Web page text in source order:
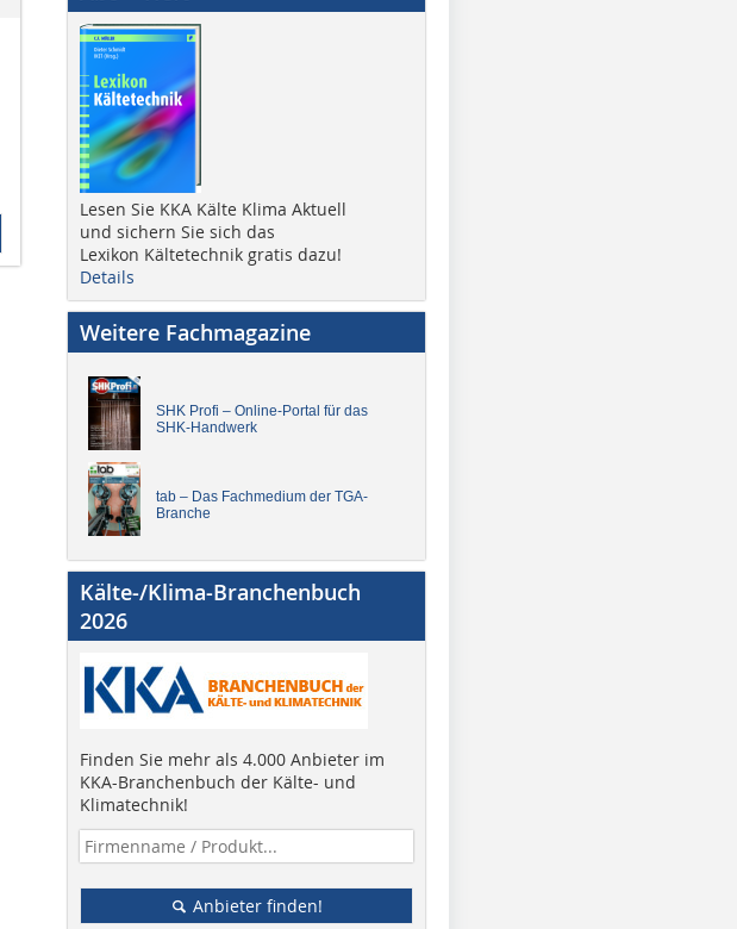
Lesen Sie KKA Kälte Klima Aktuell
und sichern Sie sich das
Lexikon Kältetechnik gratis dazu!
Details
Weitere Fachmagazine
SHK Profi – Online-Portal für das
SHK-Handwerk
tab – Das Fachmedium der TGA-
Branche
Kälte-/Klima-Branchenbuch
2026
Finden Sie mehr als 4.000 Anbieter im
KKA-Branchenbuch der Kälte- und
Klimatechnik!
Anbieter finden!